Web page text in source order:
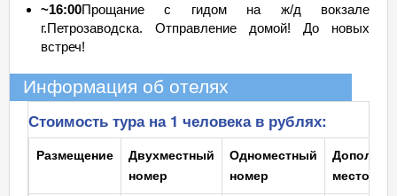
~16:00Прощание с гидом на ж/д вокзале
г.Петрозаводска. Отправление домой! До новых
встреч!
Информация об отелях
Стоимость тура на 1 человека в рублях:
Размещение
Двухместный
номер
Одноместный
номер
место